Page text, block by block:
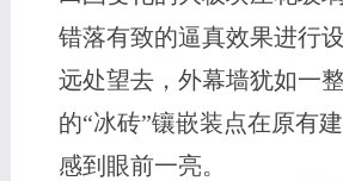
错落有致的逼真效果进行
远处望去，外幕墙犹如一
的“冰砖”镶嵌装点在原有
感到眼前一亮。